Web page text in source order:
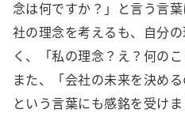
念は何ですか？」と言う言
社の理念を考えるも、自分
く、「私の理念？え？何の
また、「会社の未来を決め
という言葉にも感銘を受け